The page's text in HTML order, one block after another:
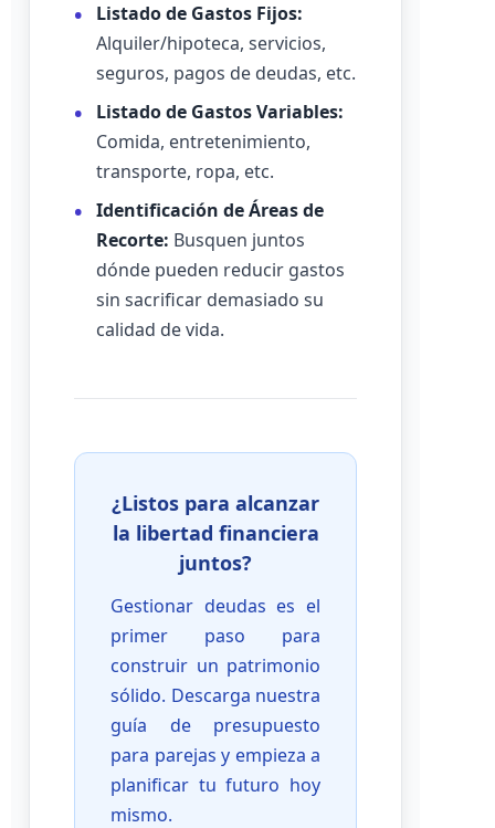
Listado de Gastos Fijos:
Alquiler/hipoteca, servicios,
seguros, pagos de deudas, etc.
Listado de Gastos Variables:
Comida, entretenimiento,
transporte, ropa, etc.
Identificación de Áreas de
Recorte: Busquen juntos
dónde pueden reducir gastos
sin sacrificar demasiado su
calidad de vida.
¿Listos para alcanzar
la libertad financiera
juntos?
Gestionar deudas es el
primer paso para
construir un patrimonio
sólido. Descarga nuestra
guía de presupuesto
para parejas y empieza a
planificar tu futuro hoy
mismo.